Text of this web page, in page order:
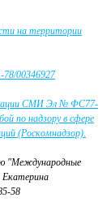
на территории
78/00346927
СМИ Эл № ФС77-
по надзору в сфере
(Роскомнадзор).
"Международные
Екатерина
58